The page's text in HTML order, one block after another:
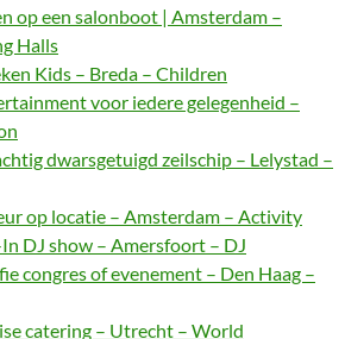
op een salonboot | Amsterdam –
Halls
Kids – Breda – Children
voor iedere gelegenheid –
dwarsgetuigd zeilschip – Lelystad –
op locatie – Amsterdam – Activity
DJ show – Amersfoort – DJ
congres of evenement – Den Haag –
catering – Utrecht – World